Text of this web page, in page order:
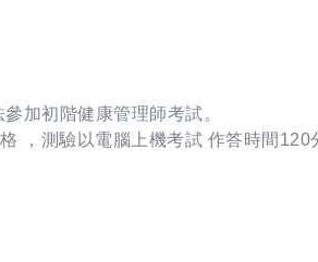
加初階健康管理師考試。
，測驗以電腦上機考試 作答時間120